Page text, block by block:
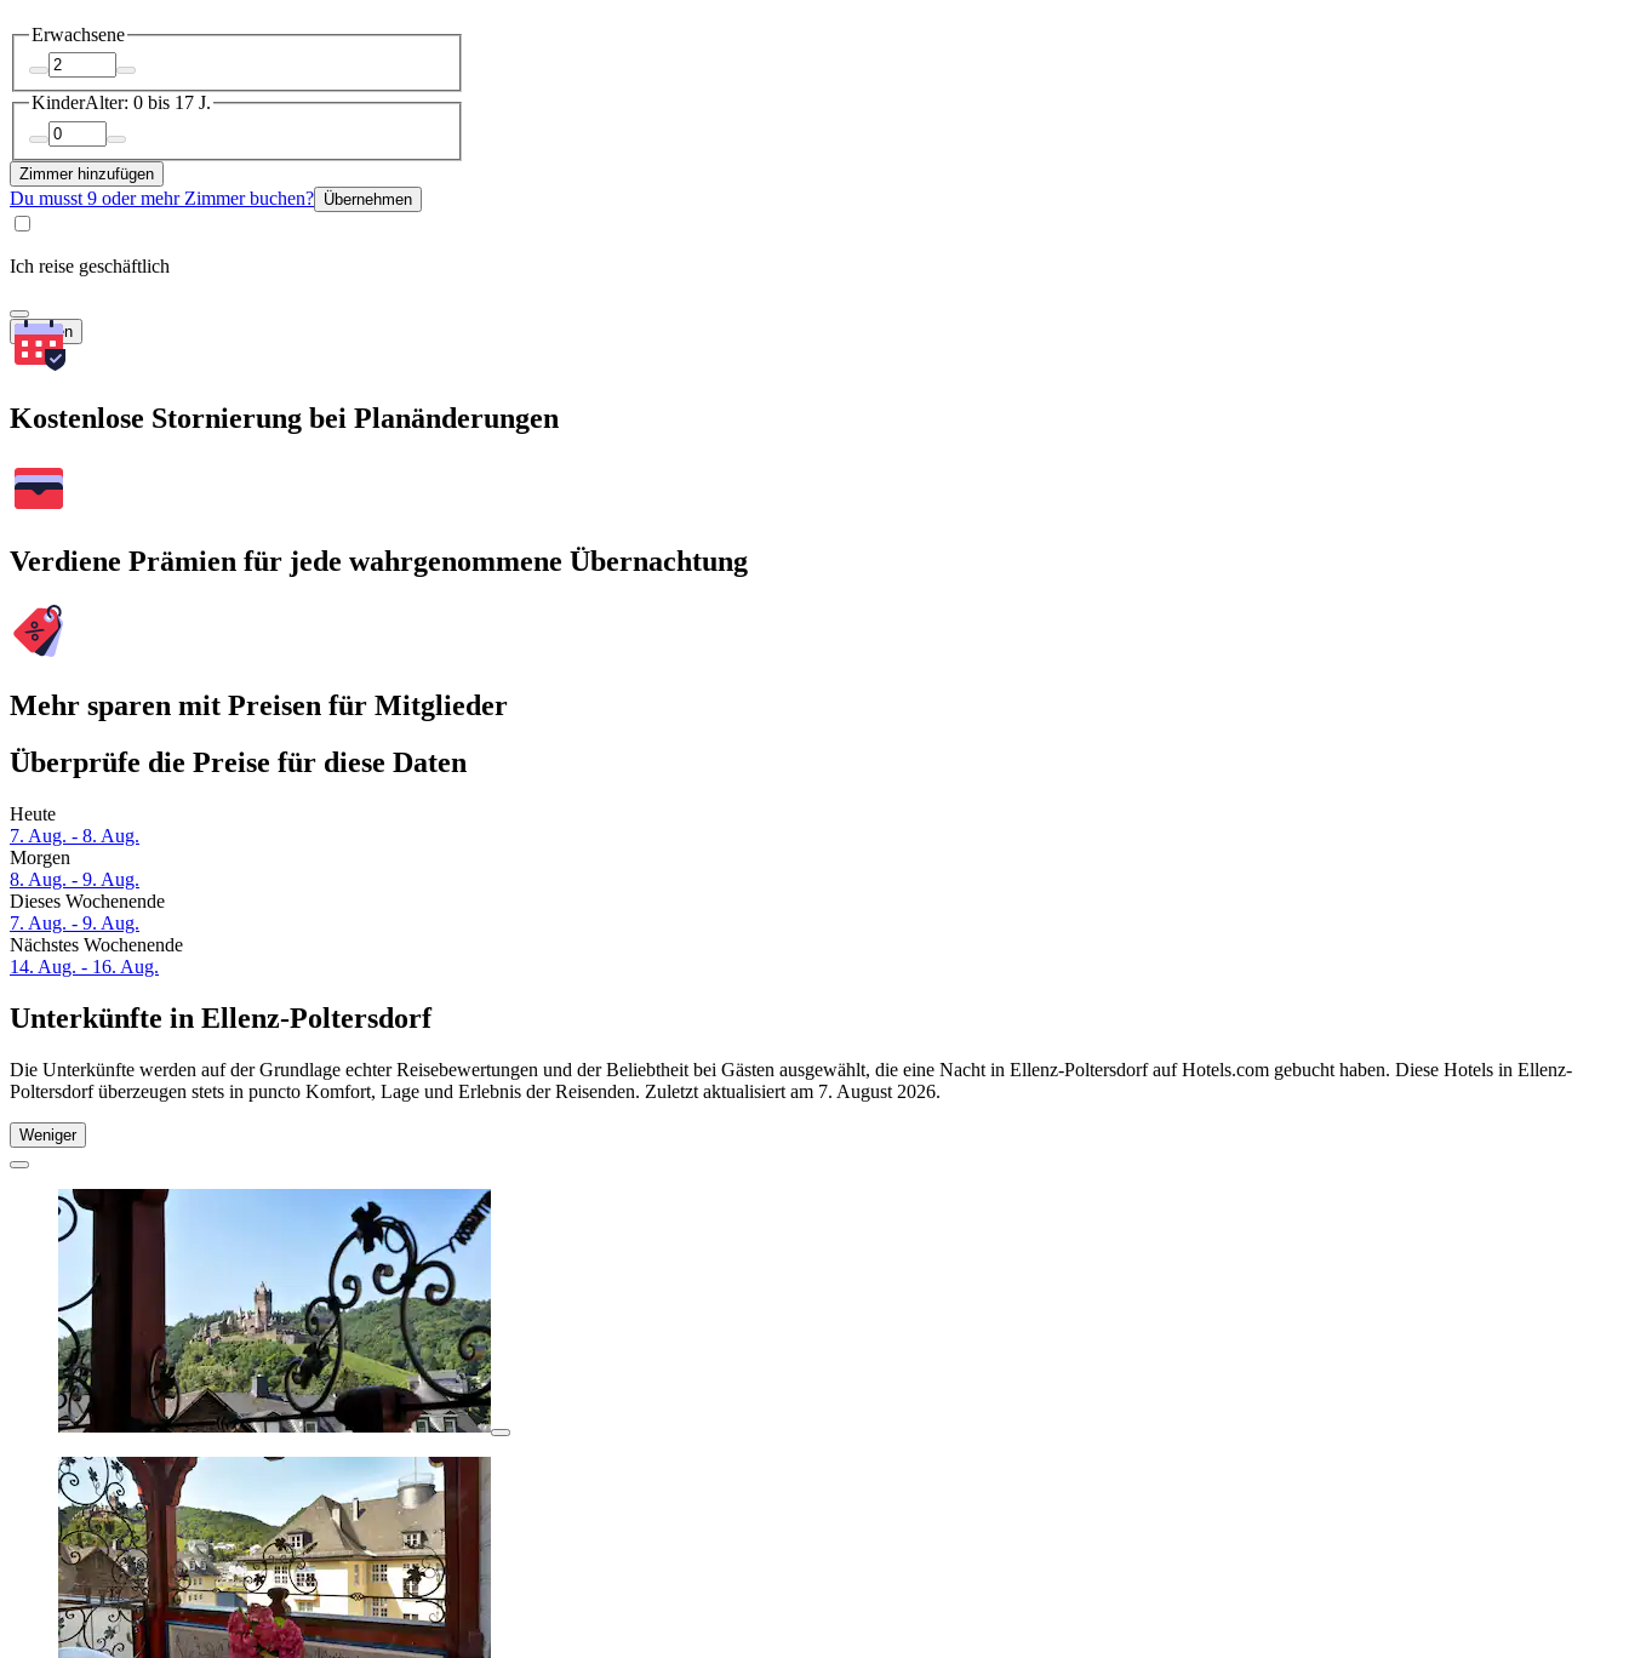
Erwachsene
KinderAlter: 0 bis 17 J.
Zimmer hinzufügen
Du musst 9 oder mehr Zimmer buchen? Übernehmen
Ich reise geschäftlich
Suchen
Kostenlose Stornierung bei Planänderungen
Verdiene Prämien für jede wahrgenommene Übernachtung
Mehr sparen mit Preisen für Mitglieder
Überprüfe die Preise für diese Daten
Heute
7. Aug. - 8. Aug.
Morgen
8. Aug. - 9. Aug.
Dieses Wochenende
7. Aug. - 9. Aug.
Nächstes Wochenende
14. Aug. - 16. Aug.
Unterkünfte in Ellenz-Poltersdorf
Die Unterkünfte werden auf der Grundlage echter Reisebewertungen und der Beliebtheit bei Gästen ausgewählt, die eine Nacht in Ellenz-Poltersdorf auf Hotels.com gebucht haben. Diese Hotels in Ellenz-
Poltersdorf überzeugen stets in puncto Komfort, Lage und Erlebnis der Reisenden. Zuletzt aktualisiert am 7. August 2026.
Weniger